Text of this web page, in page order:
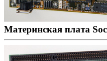
Материнская плата